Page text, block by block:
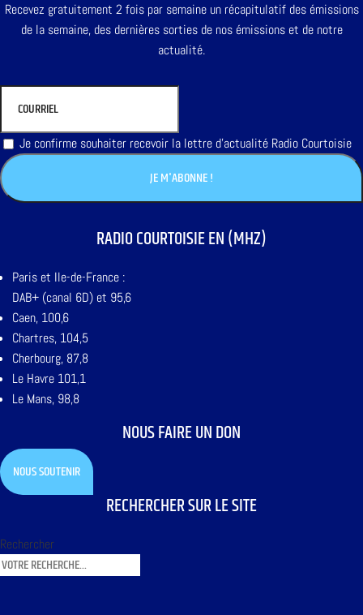
Recevez gratuitement 2 fois par semaine un récapitulatif des émissions
de la semaine, des dernières sorties de nos émissions et de notre
actualité.
Je confirme souhaiter recevoir la lettre d'actualité Radio Courtoisie
RADIO COURTOISIE EN (MHZ)
Paris et Ile-de-France :
DAB+ (canal 6D) et 95,6
Caen, 100,6
Chartres, 104,5
Cherbourg, 87,8
Le Havre 101,1
Le Mans, 98,8
NOUS FAIRE UN DON
NOUS SOUTENIR
RECHERCHER SUR LE SITE
Rechercher